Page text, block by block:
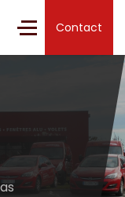
Contact